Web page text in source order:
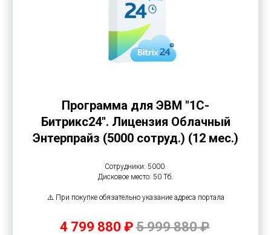
Программа для ЭВМ "1С-
Битрикс24". Лицензия Облачный
Энтерпрайз (5000 сотруд.) (12 мес.)
Сотрудники: 5000.
Дисковое место: 50 Тб.
⚠️ При покупке обязательно указание адреса портала
4 799 880 ₽5 999 880 ₽